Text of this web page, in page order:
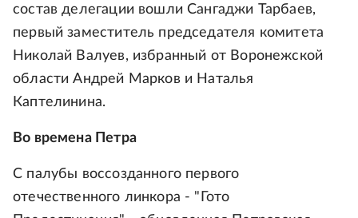
состав делегации вошли Сангаджи Тарбаев,
первый заместитель председателя комитета
Николай Валуев, избранный от Воронежской
области Андрей Марков и Наталья
Каптелинина.
Во времена Петра
С палубы воссозданного первого
отечественного линкора - "Гото